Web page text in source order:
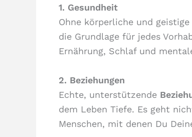
1. Gesundheit
Ohne körperliche und geistige
die Grundlage für jedes
Ernährung, Schlaf und
2. Beziehungen
Echte, unterstützende
dem Leben Tiefe. Es geht
Menschen, mit denen Du